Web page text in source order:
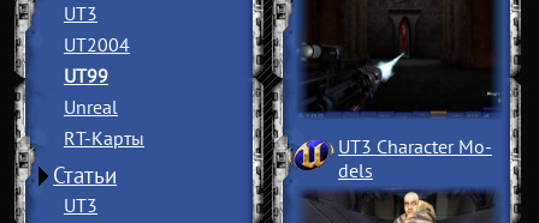
UT3
UT2004
UT99
Unreal
RT-Карты
Статьи
UT3
UT3 Character Mo­
dels